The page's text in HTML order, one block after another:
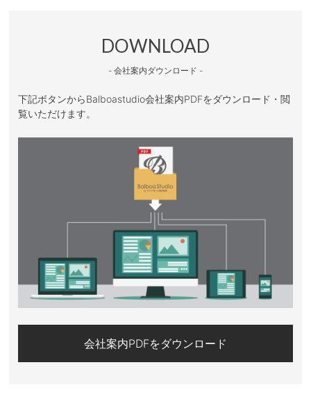
DOWNLOAD
- 会社案内ダウンロード -
下記ボタンからBalboastudio会社案内PDFをダウンロード・閲
覧いただけます。
会社案内PDFをダウンロード